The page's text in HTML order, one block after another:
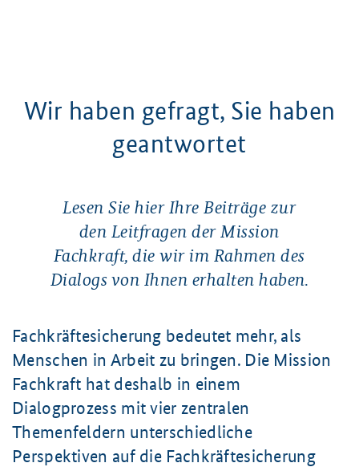
Wir haben gefragt, Sie haben
geantwortet
Lesen Sie hier Ihre Beiträge zur
den Leitfragen der Mission
Fachkraft, die wir im Rahmen des
Dialogs von Ihnen erhalten haben.
Fachkräftesicherung bedeutet mehr, als
Menschen in Arbeit zu bringen. Die Mission
Fachkraft hat deshalb in einem
Dialogprozess mit vier zentralen
Themenfeldern unterschiedliche
Perspektiven auf die Fachkräftesicherung